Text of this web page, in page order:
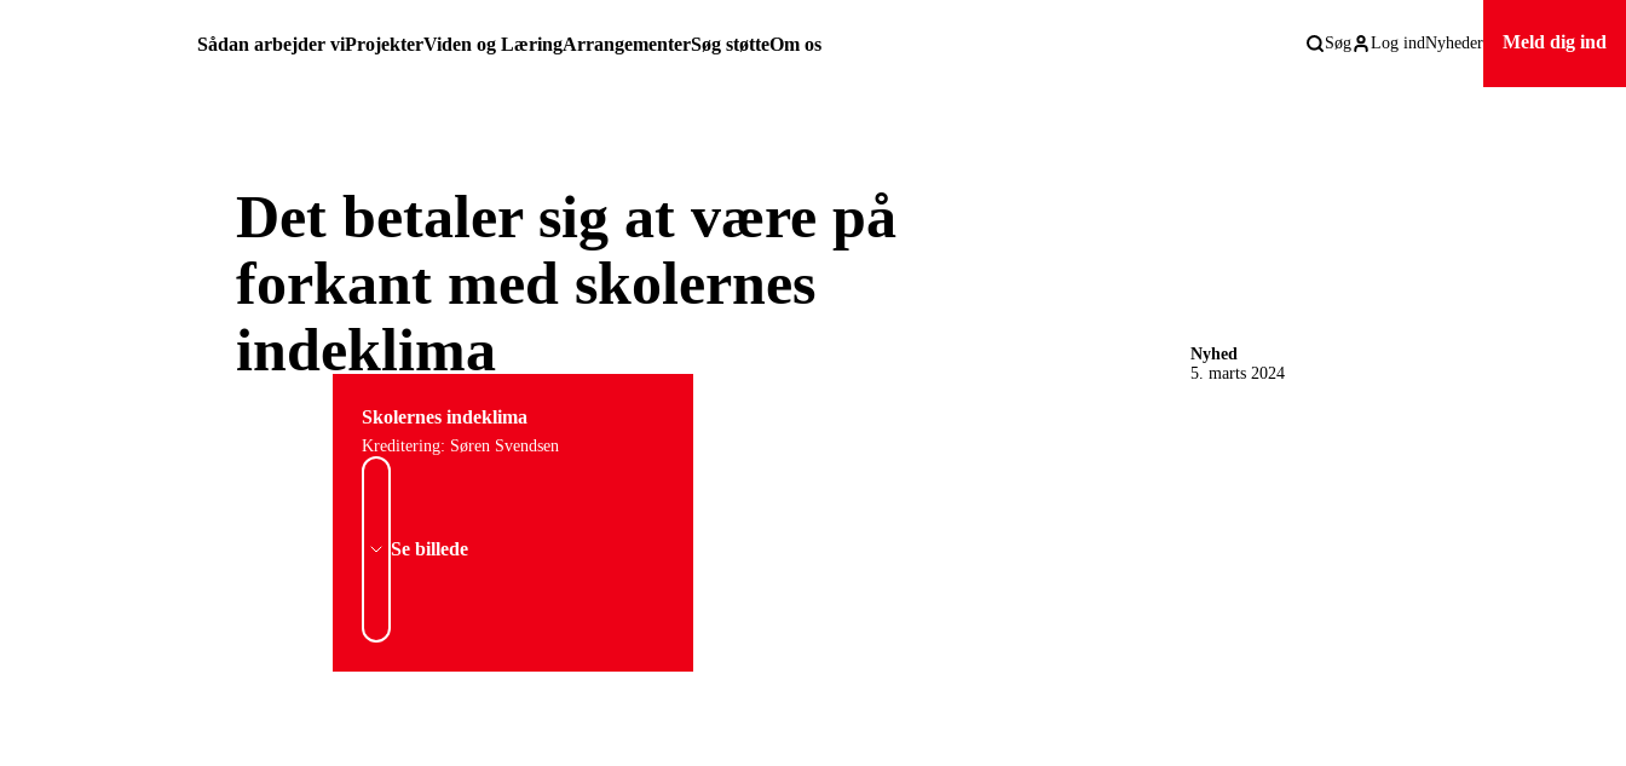
Sådan arbejder viProjekterViden og LæringArrangementerSøg støtteOm os Søg Log indNyheder Meld dig ind
Det betaler sig at være på
forkant med skolernes
indeklima
Nyhed
5. marts 2024
Skolernes indeklima
Kreditering: Søren Svendsen
Se billede